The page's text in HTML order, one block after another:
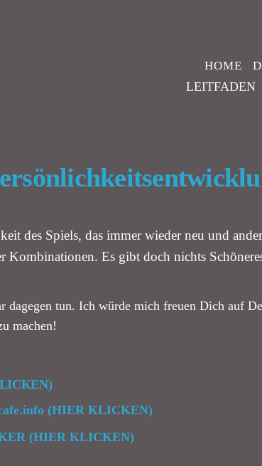
HOME
LEITFADEN
des Spiels, das immer wieder neu und
Kombinationen. Es gibt doch nichts
dagegen tun. Ich würde mich freuen Dich auf
machen!
(HIER KLICKEN)
(HIER KLICKEN)